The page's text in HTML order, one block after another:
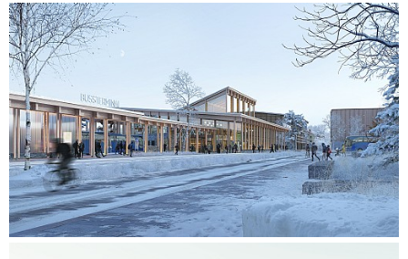
Wartebereiche zusammen mit kommerziellen Flächen
fördert soziale Interaktion und Sicherheit. Die Landschaft
und das Gebäude bilden ein integriertes Ganzes, das von
der Landschaft Västerbottens inspiriert ist, mit Naturtypen
wie Kiefernheide, Bergbirkenwald, Sumpfland und
Bergwiesen als Inspiration zu der Gestaltung der Plätze und
Parkumgebungen basierend auf der Topografie des
Standorts. Die Grünstruktur unterstützt die Artenvielfalt, das
Regenwassermanagement und den Erholungswert. Das
neue Reisezentrum soll die Vision der Stadt Skellefteå „Ein
nachhaltiger Ort für ein besseres Alltagsleben“ mit einem